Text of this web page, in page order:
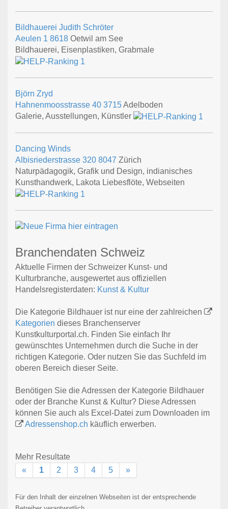
Bildhauerei Judith Schröter
Aeulen 1 8618 Oetwil am See
Bildhauerei, Eisenplastiken, Grabmale
Björn Zryd
Hahnenmoosstrasse 40 3715Adelboden
Galerie, Ausstellungen, Künstler
Dancing Winds
Albisriederstrasse 320 8047 Zürich
Naturpädagogik, Grafik und Design, indianisches
Kunsthandwerk, Lakota Liebesflöte, Webseiten
Branchendaten Schweiz
Aktuelle Firmen der Schweizer Kunst- und
Kulturbranche, ausgewertet aus offiziellen
Handelsregisterdaten: Kunst & Kultur
Die Kategorie Bildhauer ist nur eine der zahlreichen
Kategorien dieses Branchenserver
Kunstkulturportal.ch. Finden Sie einfach Ihr
gewünschtes Unternehmen durch die Suche in der
richtigen Kategorie. Oder nutzen Sie das Suchfeld im
oberen Bereich dieser Seite.
Benötigen Sie die Adressen der Kategorie Bildhauer
oder der Branche Kunst & Kultur? Diese Adressen
können Sie auch als Excel-Datei zum Downloaden im
Adressenshop.ch käuflich erwerben.
Mehr Resultate
«
1 2 3 4 5 »
Für den Inhalt der einzelnen Webseiten ist der entsprechende